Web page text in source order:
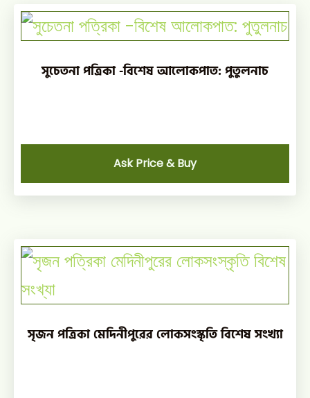
সুচেতনা পত্রিকা -বিশেষ আলোকপাত: পুতুলনাচ
Ask Price & Buy
সৃজন পত্রিকা মেদিনীপুরের লোকসংস্কৃতি বিশেষ সংখ্যা